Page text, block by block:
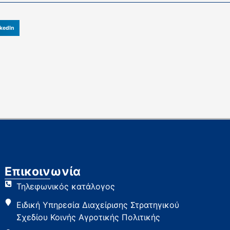
Επικοινωνία
Τηλεφωνικός κατάλογος
Ειδική Υπηρεσία Διαχείρισης Στρατηγικού
Σχεδίου Κοινής Αγροτικής Πολιτικής